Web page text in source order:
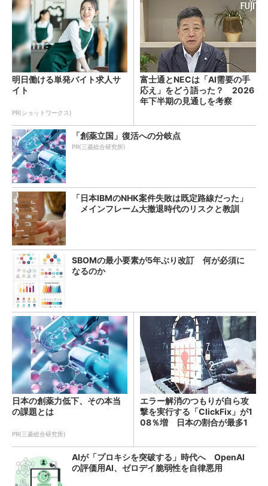
明日働ける単発バイト求人サ
イト
PR(ショットワークス)
富士通とNECは「AI需要の手
応え」をどう語った？ 2026
年下半期の見通しを考察
「創薬立国」復活への分岐点
PR(三菱総合研究所)
「日本IBMのNHK案件失敗は既定路線だった」
メインフレーム大撤退時代のリスクと教訓
SBOMの最小要素が5年ぶり改訂 何が必須に
なるのか
日本の創薬力低下、その本当
の課題とは
PR(三菱総合研究所)
エラー解消のつもりが自ら攻
撃を実行する「ClickFix」が1
08％増 日本の割合が最多1
AIが「プロキシを突破する」時代へ OpenAI
の評価用AI、ゼロデイ脆弱性を自律悪用